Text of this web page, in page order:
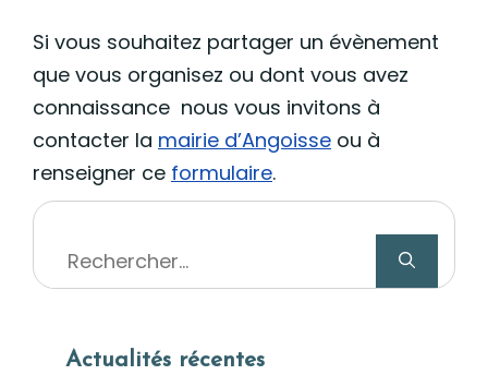
Si vous souhaitez partager un évènement
que vous organisez ou dont vous avez
connaissance nous vous invitons à
contacter la mairie d’Angoisse ou à
renseigner ce formulaire.
Actualités récentes